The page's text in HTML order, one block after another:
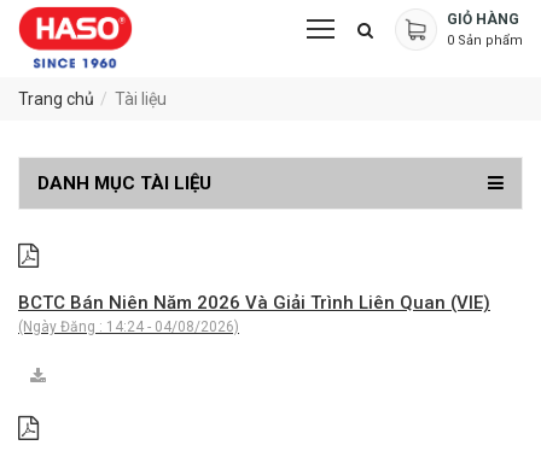
GIỎ HÀNG
0 Sản phẩm
Trang chủ Tài liệu
DANH MỤC TÀI LIỆU
BCTC Bán Niên Năm 2026 Và Giải Trình Liên Quan (VIE)
(Ngày Đăng : 14:24 - 04/08/2026)